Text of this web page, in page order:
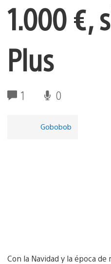
1.000 €,
Plus
1 0
Gobobob
Con la Navidad y la época